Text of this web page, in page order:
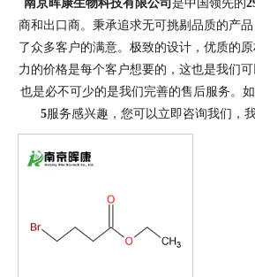
南京晖康生物科技有限公司 是中国领先的
商和出口商。秉承追求无可挑剔品质的产
了众多客户的满意。极致的设计，优质的
力的价格是每个客户想要的，这也是我们可
也是必不可少的是我们完善的售后服务。
5服务感兴趣，您可以立即咨询我们，